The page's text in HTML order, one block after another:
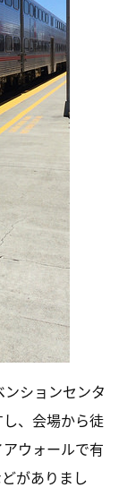
ションセンタ
、会場から徒
ウォールで有
がありまし